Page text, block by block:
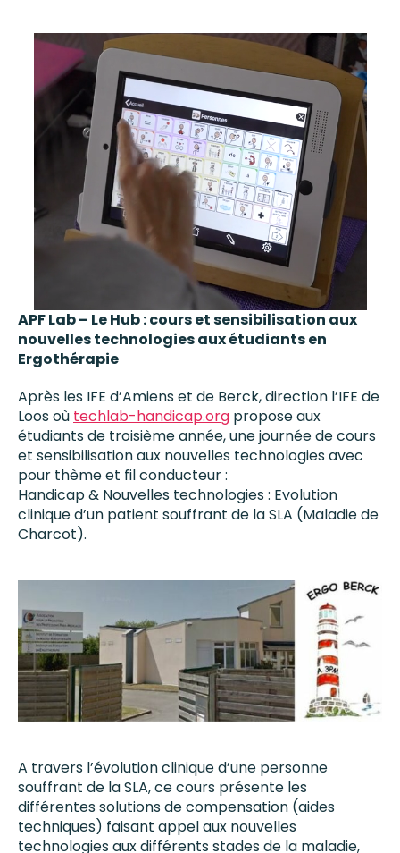
APF Lab – Le Hub : cours et sensibilisation aux
nouvelles technologies aux étudiants en
Ergothérapie
Après les IFE d’Amiens et de Berck, direction l’IFE de
Loos où techlab-handicap.org propose aux
étudiants de troisième année, une journée de cours
et sensibilisation aux nouvelles technologies avec
pour thème et fil conducteur :
Handicap & Nouvelles technologies : Evolution
clinique d’un patient souffrant de la SLA (Maladie de
Charcot).
A travers l’évolution clinique d’une personne
souffrant de la SLA, ce cours présente les
différentes solutions de compensation (aides
techniques) faisant appel aux nouvelles
technologies aux différents stades de la maladie,